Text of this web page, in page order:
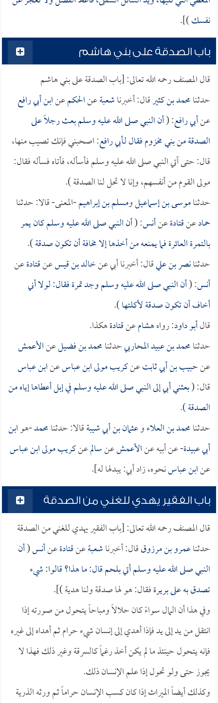
نفسك)].
باب الصدقة على بني هاشم
قال المصنف رحمه الله تعالى: [باب الصدقة على بني هاشم
حدثنامحمد بن كثيرقال: أخبرناشعبةعنالحكمعنابن أبي رافع
عنأبي رافع: (أن النبي صلى الله عليه وسلم بعث رجلاً على
الصدقة من بني مخزوم فقال لـأبي رافع: اصحبني فإنك تصيب منها،
قال: حتى آتي النبي صلى الله عليه وسلم فأسأله، فأتاه فسأله فقال:
مولى القوم من أنفسهم، وإنا لا تحل لنا الصدقة ).
حدثناموسى بن إسماعيلومسلم بن إبراهيم-المعنى- قالا: حدثنا
حمادعنقتادةعنأنس: (أن النبي صلى الله عليه وسلم كان يمر
بالتمرة العائرة فما يمنعه من أخذها إلا مخافة أن تكون صدقة).
حدثنانصر بن عليقال: أخبرنا أبي عنخالد بن قيسعنقتادةعن
أنس: (أن النبي صلى الله عليه وسلم وجد تمرة فقال: لولا أني
أخاف أن تكون صدقة لأكلتها).
قالأبو داود: رواههشامعنقتادةهكذا.
حدثنامحمد بن عبيد المحاربيحدثنامحمد بن فضيلعنالأعمش
عنحبيب بن أبي ثابتعنكريب مولى ابن عباسعنابن عباس
قال: (بعثني أبي إلى النبي صلى الله عليه وسلم في إبل أعطاها إياه من
الصدقة).
حدثنامحمد بن العلاءوعثمان بن أبي شيبةقالا: حدثنامحمد-هوابن
أبي عبيدة- عن أبيه عنالأعمشعنسالمعنكريب مولى ابن عباس
عنابن عباسنحوه، زاد أبي: يبدلها له].
باب الفقير يهدي للغني من الصدقة
قال المصنف رحمه الله تعالى: [باب الفقير يهدي للغني من الصدقة
حدثناعمرو بن مرزوققال: أخبرناشعبةعنقتادةعنأنس(أن
النبي صلى الله عليه وسلم أتي بلحم قال: ما هذا؟ قالوا: شيء
تصدق به علىبريرةفقال: هو لها صدقة ولنا هدية )].
وفي هذا أن المال سواءً كان حلالاً ومباحاً يتحول من صورته إذا
انتقل من يد إلى يد فإذا أهدي إلى إنسان شيء حرام ثم أهداه إلى غيره
فإنه يتحول حينئذ ما لم يكن أخذ رغماً كالسرقة وغير ذلك فهذا لا
يجوز حتى ولو تحول إذا علم الإنسان ذلك.
وكذلك أيضاً الميراث إذا كان كسب الإنسان حراماً ثم ورثه الذرية